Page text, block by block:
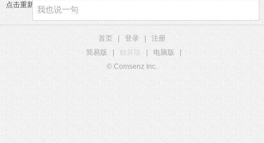
点击重新加载
首页 登录
注册
简易版
触屏版 电脑版
© Comsenz Inc.